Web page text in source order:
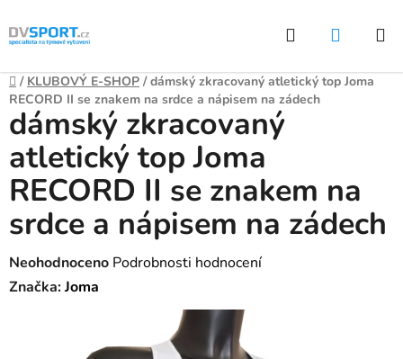
Přejít
na
Hledat
Domů
/ KLUBOVÝ E-SHOP / dámský zkracovaný atletický top Joma
RECORD II se znakem na srdce a nápisem na zádech
dámský zkracovaný
atletický top Joma
RECORD II se znakem na
srdce a nápisem na zádech
Průměrné
hodnocení
Neohodnoceno Podrobnosti hodnocení
Značka:Joma